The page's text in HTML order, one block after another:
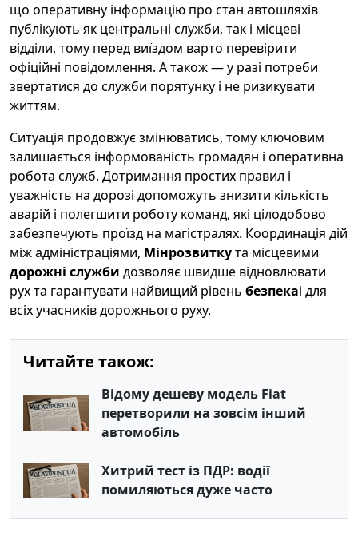
що оперативну інформацію про стан автошляхів
публікують як центральні служби, так і місцеві
відділи, тому перед виїздом варто перевірити
офіційні повідомлення. А також — у разі потреби
звертатися до служби порятунку і не ризикувати
життям.
Ситуація продовжує змінюватись, тому ключовим
залишається інформованість громадян і оперативна
робота служб. Дотримання простих правил і
уважність на дорозі допоможуть знизити кількість
аварій і полегшити роботу команд, які цілодобово
забезпечують проїзд на магістралях. Координація дій
між адміністраціями, Мінрозвиткута місцевими
дорожні служби дозволяє швидше відновлювати
рух та гарантувати найвищий рівень безпекаі для
всіх учасників дорожнього руху.
Читайте також:
Відому дешеву модель Fiat
перетворили на зовсім інший
автомобіль
Хитрий тест із ПДР: водії
помиляються дуже часто